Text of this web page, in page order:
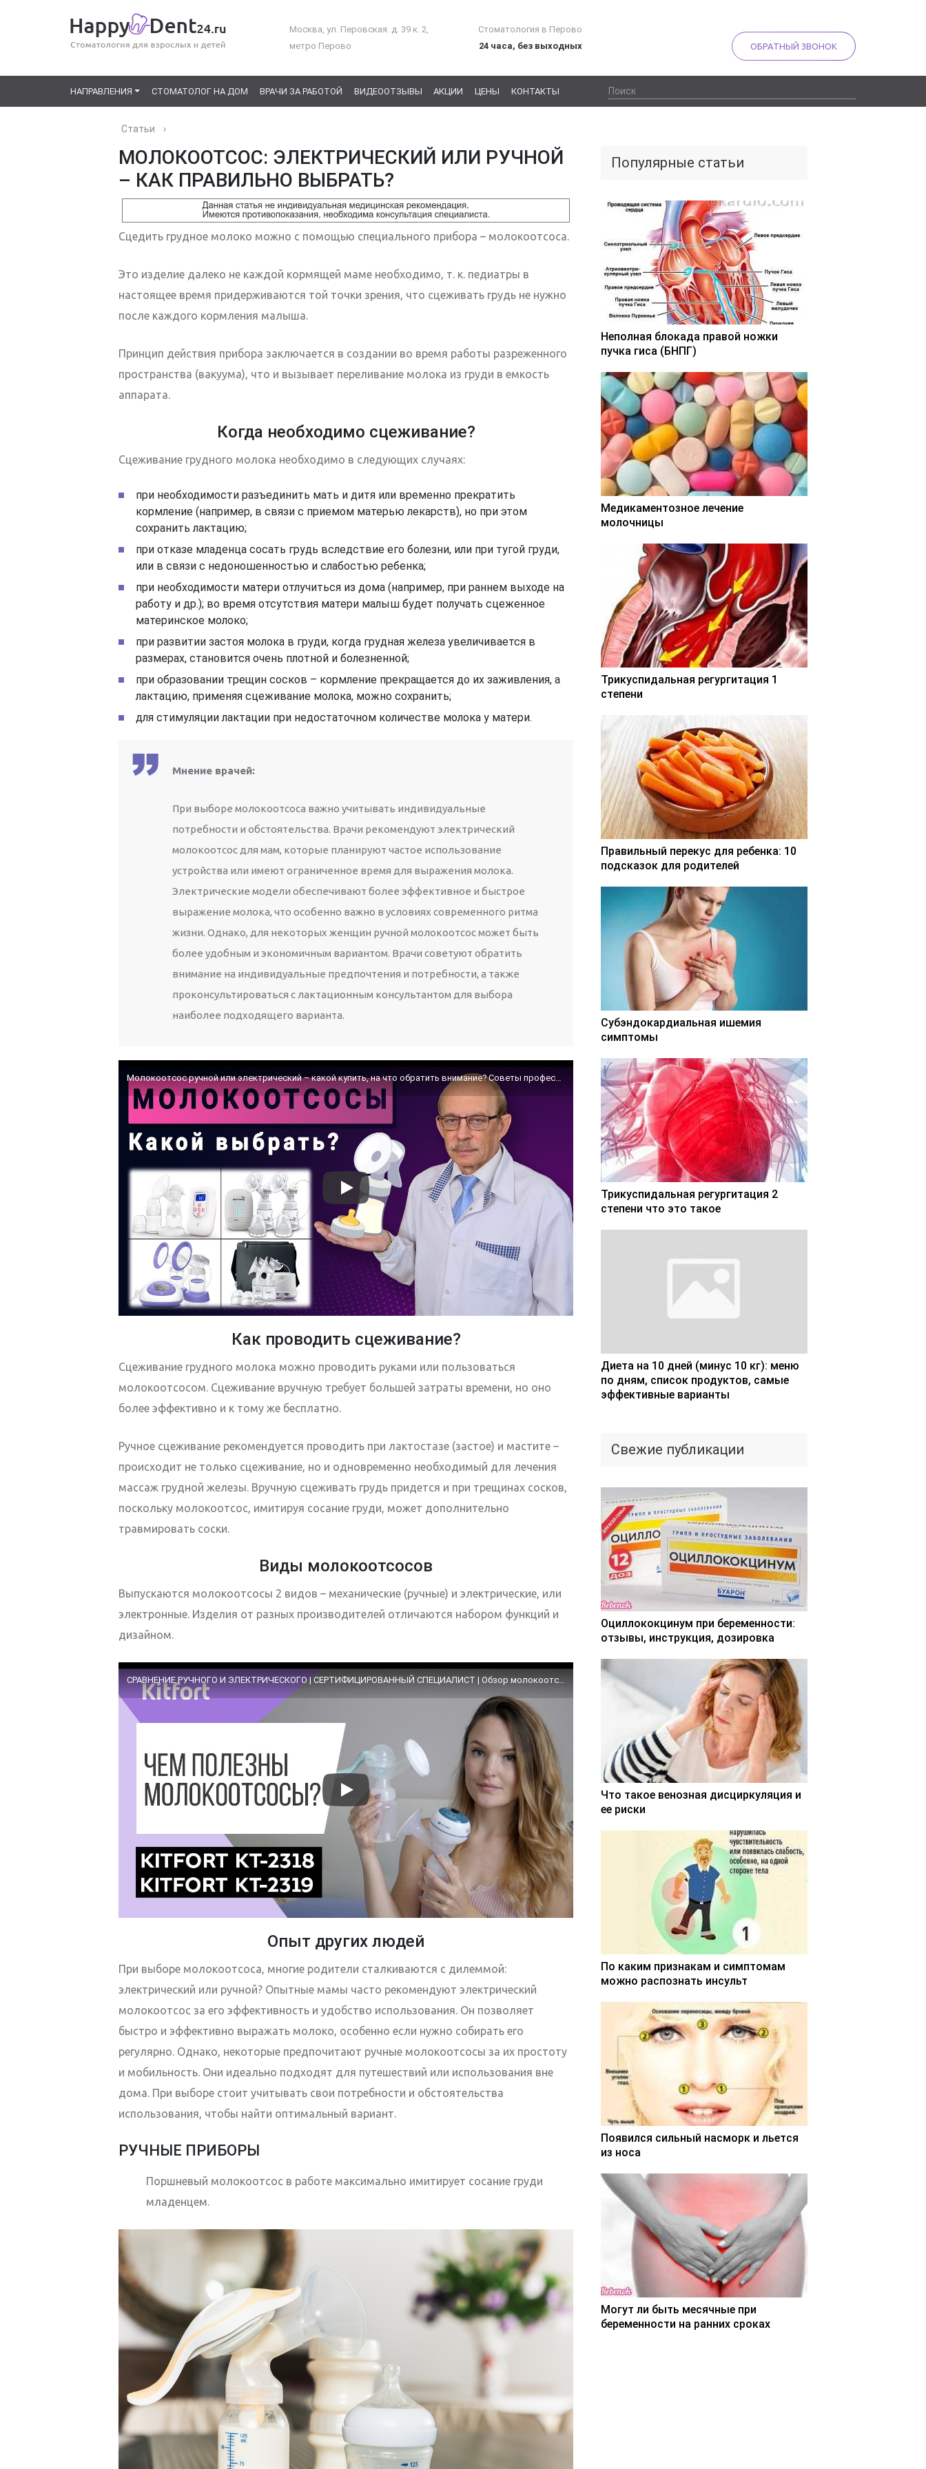
Москва, ул. Перовская. д. 39 к. 2,
метро Перово
Стоматология в Перово
24 часа, без выходных
ОБРАТНЫЙ ЗВОНОК
НАПРАВЛЕНИЯ СТОМАТОЛОГ НА ДОМ ВРАЧИ ЗА РАБОТОЙ ВИДЕООТЗЫВЫ АКЦИИ ЦЕНЫ КОНТАКТЫ
Статьи ›
МОЛОКООТСОС: ЭЛЕКТРИЧЕСКИЙ ИЛИ РУЧНОЙ
– КАК ПРАВИЛЬНО ВЫБРАТЬ?
Сцедить грудное молоко можно с помощью специального прибора – молокоотсоса.
Это изделие далеко не каждой кормящей маме необходимо, т. к. педиатры в
настоящее время придерживаются той точки зрения, что сцеживать грудь не нужно
после каждого кормления малыша.
Принцип действия прибора заключается в создании во время работы разреженного
пространства (вакуума), что и вызывает переливание молока из груди в емкость
аппарата.
Когда необходимо сцеживание?
Сцеживание грудного молока необходимо в следующих случаях:
при необходимости разъединить мать и дитя или временно прекратить
кормление (например, в связи с приемом матерью лекарств), но при этом
сохранить лактацию;
при отказе младенца сосать грудь вследствие его болезни, или при тугой груди,
или в связи с недоношенностью и слабостью ребенка;
при необходимости матери отлучиться из дома (например, при раннем выходе на
работу и др.); во время отсутствия матери малыш будет получать сцеженное
материнское молоко;
при развитии застоя молока в груди, когда грудная железа увеличивается в
размерах, становится очень плотной и болезненной;
при образовании трещин сосков – кормление прекращается до их заживления, а
лактацию, применяя сцеживание молока, можно сохранить;
для стимуляции лактации при недостаточном количестве молока у матери.
Мнение врачей:
При выборе молокоотсоса важно учитывать индивидуальные
потребности и обстоятельства. Врачи рекомендуют электрический
молокоотсос для мам, которые планируют частое использование
устройства или имеют ограниченное время для выражения молока.
Электрические модели обеспечивают более эффективное и быстрое
выражение молока, что особенно важно в условиях современного ритма
жизни. Однако, для некоторых женщин ручной молокоотсос может быть
более удобным и экономичным вариантом. Врачи советуют обратить
внимание на индивидуальные предпочтения и потребности, а также
проконсультироваться с лактационным консультантом для выбора
наиболее подходящего варианта.
Молокоотсос ручной или электрический – какой купить, на что обратить внимание? Советы профессора
Как проводить сцеживание?
Сцеживание грудного молока можно проводить руками или пользоваться
молокоотсосом. Сцеживание вручную требует большей затраты времени, но оно
более эффективно и к тому же бесплатно.
Ручное сцеживание рекомендуется проводить при лактостазе (застое) и мастите –
происходит не только сцеживание, но и одновременно необходимый для лечения
массаж грудной железы. Вручную сцеживать грудь придется и при трещинах сосков,
поскольку молокоотсос, имитируя сосание груди, может дополнительно
травмировать соски.
Виды молокоотсосов
Выпускаются молокоотсосы 2 видов – механические (ручные) и электрические, или
электронные. Изделия от разных производителей отличаются набором функций и
дизайном.
Опыт других людей
При выборе молокоотсоса, многие родители сталкиваются с дилеммой:
электрический или ручной? Опытные мамы часто рекомендуют электрический
молокоотсос за его эффективность и удобство использования. Он позволяет
быстро и эффективно выражать молоко, особенно если нужно собирать его
регулярно. Однако, некоторые предпочитают ручные молокоотсосы за их простоту
и мобильность. Они идеально подходят для путешествий или использования вне
дома. При выборе стоит учитывать свои потребности и обстоятельства
использования, чтобы найти оптимальный вариант.
РУЧНЫЕ ПРИБОРЫ
Поршневый молокоотсос в работе максимально имитирует сосание груди
младенцем.
Популярные статьи
Неполная блокада правой ножки
пучка гиса (БНПГ)
Медикаментозное лечение
молочницы
Трикуспидальная регургитация 1
степени
Правильный перекус для ребенка: 10
подсказок для родителей
Субэндокардиальная ишемия
симптомы
Трикуспидальная регургитация 2
степени что это такое
Диета на 10 дней (минус 10 кг): меню
по дням, список продуктов, самые
эффективные варианты
Свежие публикации
Оциллококцинум при беременности:
отзывы, инструкция, дозировка
Что такое венозная дисциркуляция и
ее риски
По каким признакам и симптомам
можно распознать инсульт
Появился сильный насморк и льется
из носа
Могут ли быть месячные при
беременности на ранних сроках